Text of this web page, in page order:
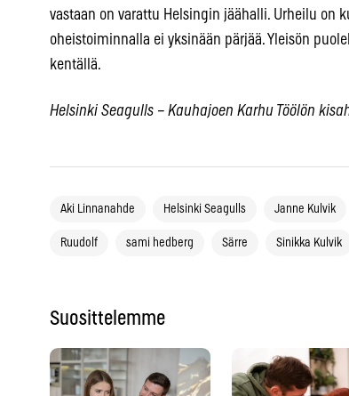
vastaan on varattu Helsingin jäähalli. Urheilu on
oheistoiminnalla ei yksinään pärjää. Yleisön
kentällä.
Helsinki Seagulls – Kauhajoen Karhu Töölön
Aki Linnanahde Helsinki Seagulls Janne Kulvik
Ruudolf sami hedberg Särre Sinikka Kulvik
Suosittelemme